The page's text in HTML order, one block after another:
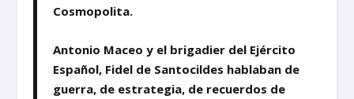
Cosmopolita.
Antonio Maceo y el brigadier del Ejército
Español, Fidel de Santocildes hablaban de
guerra, de estrategia, de recuerdos de